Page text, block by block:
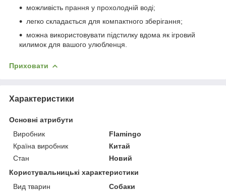
можливість прання у прохолодній воді;
легко складається для компактного зберігання;
можна використовувати підстилку вдома як ігровий
килимок для вашого улюбленця.
Приховати
Характеристики
Основні атрибути
Виробник
Flamingo
Країна виробник
Китай
Стан
Новий
Користувальницькі характеристики
Вид тварин
Собаки